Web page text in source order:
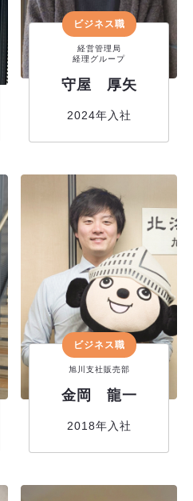
ビジネス職
経営管理局
経理グループ
守屋 厚矢
2024年入社
ビジネス職
旭川支社販売部
金岡 龍一
2018年入社